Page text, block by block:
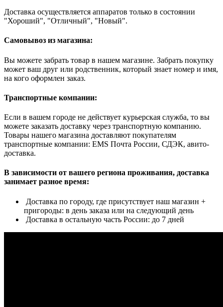
Доставка осуществляется аппаратов только в состоянии
"Хороший", "Отличный", "Новый".
Самовывоз из магазина:
Вы можете забрать товар в нашем магазине. Забрать покупку
может ваш друг или родственник, который знает номер и имя,
на кого оформлен заказ.
Транспортные компании:
Если в вашем городе не действует курьерская служба, то вы
можете заказать доставку через транспортную компанию.
Товары нашего магазина доставляют покупателям
транспортные компании: EMS Почта России, СДЭК, авито-
доставка.
В зависимости от вашего региона проживания, доставка
занимает разное время:
Доставка по городу, где присутствует наш магазин +
пригороды: в день заказа или на следующий день
Доставка в остальную часть России: до 7 дней